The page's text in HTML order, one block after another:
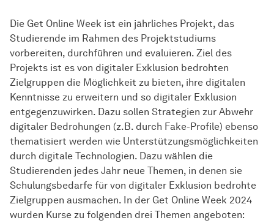
Die Get Online Week ist ein jährliches Projekt, das
Studierende im Rahmen des Projektstudiums
vorbereiten, durchführen und evaluieren. Ziel des
Projekts ist es von digitaler Exklusion bedrohten
Zielgruppen die Möglichkeit zu bieten, ihre digitalen
Kenntnisse zu erweitern und so digitaler Exklusion
entgegenzuwirken. Dazu sollen Strategien zur Abwehr
digitaler Bedrohungen (z.B. durch Fake-Profile) ebenso
thematisiert werden wie Unterstützungsmöglichkeiten
durch digitale Technologien. Dazu wählen die
Studierenden jedes Jahr neue Themen, in denen sie
Schulungsbedarfe für von digitaler Exklusion bedrohte
Zielgruppen ausmachen. In der Get Online Week 2024
wurden Kurse zu folgenden drei Themen angeboten: